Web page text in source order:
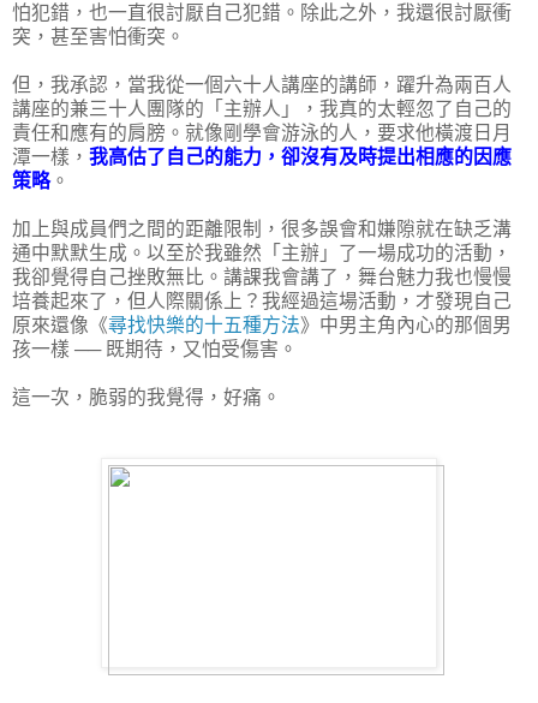
怕犯錯，也一直很討厭自己犯錯。除此之外，我還很討厭衝
突，甚至害怕衝突。
但，我承認，當我從一個六十人講座的講師，躍升為兩百人
講座的兼三十人團隊的「主辦人」，我真的太輕忽了自己的
責任和應有的肩膀。就像剛學會游泳的人，要求他橫渡日月
潭一樣， 我高估了自己的能力，卻沒有及時提出相應的因應
策略。
加上與成員們之間的距離限制，很多誤會和嫌隙就在缺乏溝
通中默默生成。以至於我雖然「主辦」了一場成功的活動，
我卻覺得自己挫敗無比。講課我會講了，舞台魅力我也慢慢
培養起來了，但人際關係上？我經過這場活動，才發現自己
原來還像《尋找快樂的十五種方法》中男主角內心的那個男
孩一樣 ── 既期待，又怕受傷害。
這一次，脆弱的我覺得，好痛。